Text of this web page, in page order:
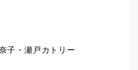
子・瀬戸カトリー